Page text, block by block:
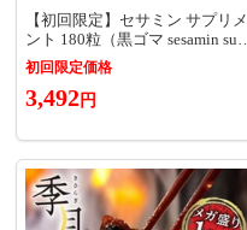
【初回限定】セサミン サプリメ
ント 180粒（黒ゴマ sesamin sup
plement） 【サプリメント】
初回限定価格
3,492円